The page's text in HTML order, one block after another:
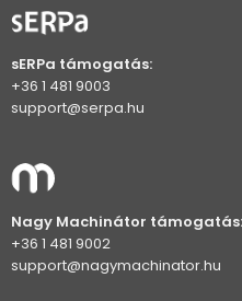
sERPa támogatás:
+36 1 481 9003
support@serpa.hu
Nagy Machinátor támogatás:
+36 1 481 9002
support@nagymachinator.hu